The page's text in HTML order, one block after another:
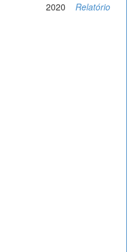
2020 Relatório